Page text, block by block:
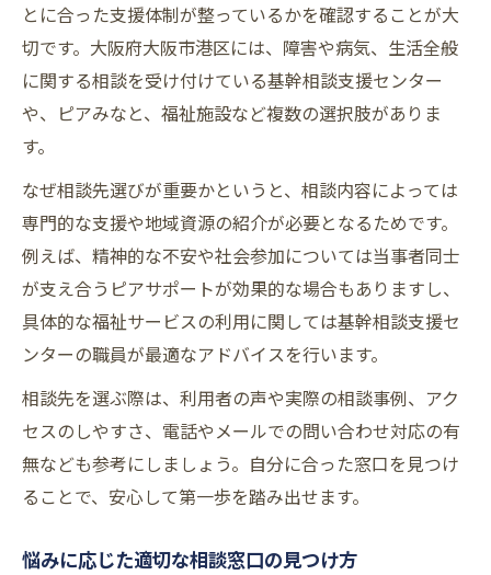
とに合った支援体制が整っているかを確認することが大
切です。大阪府大阪市港区には、障害や病気、生活全般
に関する相談を受け付けている基幹相談支援センター
や、ピアみなと、福祉施設など複数の選択肢がありま
す。
なぜ相談先選びが重要かというと、相談内容によっては
専門的な支援や地域資源の紹介が必要となるためです。
例えば、精神的な不安や社会参加については当事者同士
が支え合うピアサポートが効果的な場合もありますし、
具体的な福祉サービスの利用に関しては基幹相談支援セ
ンターの職員が最適なアドバイスを行います。
相談先を選ぶ際は、利用者の声や実際の相談事例、アク
セスのしやすさ、電話やメールでの問い合わせ対応の有
無なども参考にしましょう。自分に合った窓口を見つけ
ることで、安心して第一歩を踏み出せます。
悩みに応じた適切な相談窓口の見つけ方